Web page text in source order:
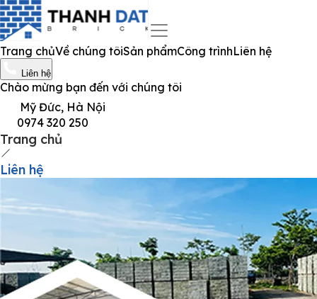
Trang chủVề chúng tôiSản phẩmCông trìnhLiên hệ
Liên hệ
Chào mừng bạn đến với chúng tôi
Mỹ Đức, Hà Nội
0974 320 250
Trang chủ
Liên hệ